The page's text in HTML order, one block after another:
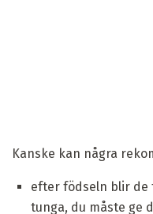
Kanske kan några
efter födseln blir de
tunga, du måste ge